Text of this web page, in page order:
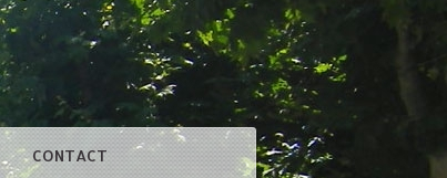
CONTACT